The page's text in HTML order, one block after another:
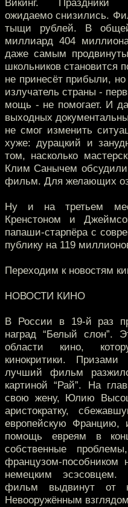
Викинг. Праздники
ожидаемо снизились.
тыщи рублей. В
миллиард 404
даже самым
школьников становится
не принесёт прибыли,
излучатель страны -
мощь - не помогает. И
выходных
не смог изменить
хуже: дурацкий и
том, насколько
Клим Санычем
фильм. Для желающих
Ну и на третьем
Кренстоном и
папаши-старпёра с
публику на 119
Переходим к новостям
НОВОСТИ КИНО
В России в 19-й раз
наград “Белый слон”.
области кино,
кинокритики.
лучший фильм
картиной “Рай”. На
свою жену, Юлию
аристократку,
европейскую
помощь евреям в
собственные
французом-
немецким эсэсовцем.
фильм выдвинут от
Невооружённым